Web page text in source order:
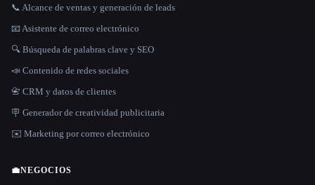
📞 Alcance de ventas y generación de leads
📧 Asistente de correo electrónico
🔍 Búsqueda de palabras clave y SEO
📣 Contenido de redes sociales
📇 CRM y datos de clientes
🪧 Generador de creatividad publicitaria
✉️ Marketing por correo electrónico
💼NEGOCIOS